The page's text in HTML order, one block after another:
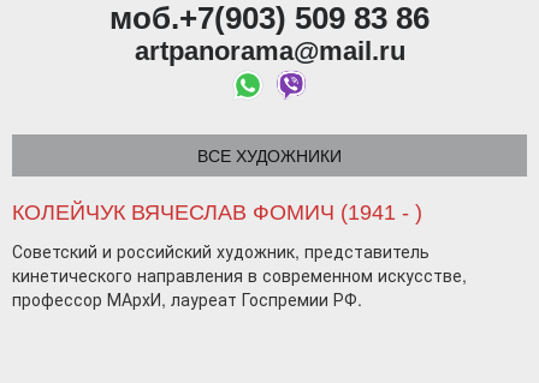
моб.+7(903) 509 83 86
artpanorama@mail.ru
ВСЕ ХУДОЖНИКИ
КОЛЕЙЧУК ВЯЧЕСЛАВ ФОМИЧ (1941 - )
Советский и российский художник, представитель
кинетического направления в современном искусстве,
профессор МАрхИ, лауреат Госпремии РФ.